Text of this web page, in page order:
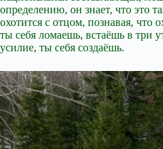
определению, он знает, что это
охотится с отцом, познавая, что
ты себя ломаешь, встаёшь в три
усилие, ты себя создаёшь.